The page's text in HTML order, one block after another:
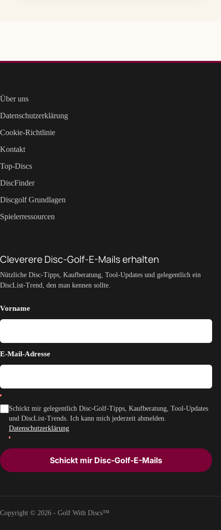
Über uns
Datenschutzerklärung
Cookie-Richtlinie
Kontakt
Top-Discs
DiscFinder
Discgolf Grundlagen
Spielerressourcen
Cleverere Disc-Golf-E-Mails erhalten
Nützliche Disc-Tipps, Kaufberatung, Tool-Updates und gelegentlich ein
DiscList-Trend, den man kennen sollte.
Vorname
E-Mail-Adresse
Schickt mir gelegentlich Disc-Golf-Tipps, Kaufberatung, Tool-Updates
und DiscList-Trends. Ich kann mich jederzeit abmelden.
Datenschutzerklärung
Schickt mir Disc-Golf-E-Mails
Copyright © 2026 - Golf With Discs™